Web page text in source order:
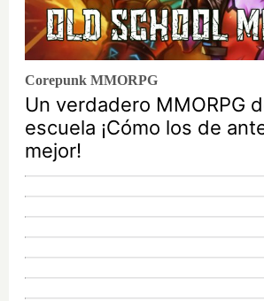
Corepunk MMORPG
Un verdadero MMORPG
escuela ¡Cómo los de
mejor!